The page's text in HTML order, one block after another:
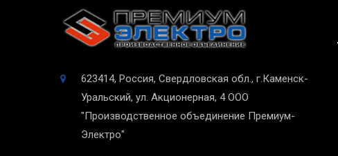
623414, Россия, Свердловская обл., г.Каменск-
Уральский, ул. Акционерная, 4 ООО
"Производственное объединение Премиум-
Электро"